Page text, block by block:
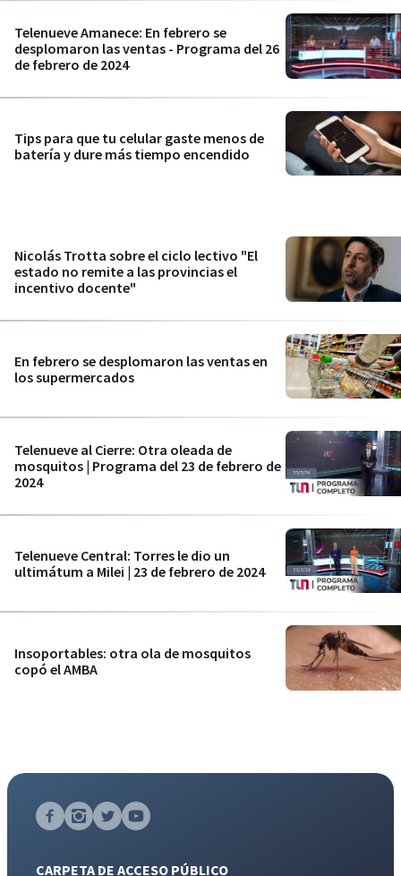
Telenueve Amanece: En febrero se
desplomaron las ventas - Programa del 26
de febrero de 2024
Tips para que tu celular gaste menos de
batería y dure más tiempo encendido
Nicolás Trotta sobre el ciclo lectivo "El
estado no remite a las provincias el
incentivo docente"
En febrero se desplomaron las ventas en
los supermercados
Telenueve al Cierre: Otra oleada de
mosquitos | Programa del 23 de febrero de
2024
Telenueve Central: Torres le dio un
ultimátum a Milei | 23 de febrero de 2024
Insoportables: otra ola de mosquitos
copó el AMBA
CARPETA DE ACCESO PÚBLICO